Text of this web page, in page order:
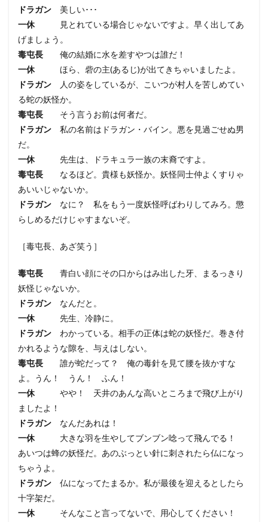
ドラガン 美しい･･･
一休見とれている場合じゃないですよ。早く出してあ
げましょう。
毒屯長 俺の結婚に水を差すやつは誰だ！
一休ほら、砦の主(あるじ)が出てきちゃいましたよ。
ドラガン 人の姿をしているが、こいつが村人を苦しめてい
る蛇の妖怪か。
毒屯長 そう言うお前は何者だ。
ドラガン 私の名前はドラガン・バイン。悪を見過ごせぬ男
だ。
一休先生は、ドラキュラ一族の末裔ですよ。
毒屯長 なるほど。貴様も妖怪か。妖怪同士仲よくすりゃ
あいいじゃないか。
ドラガン なに？ 私をもう一度妖怪呼ばわりしてみろ。懲
らしめるだけじゃすまないぞ。
［毒屯長、あざ笑う］
毒屯長 青白い顔にその口からはみ出した牙、まるっきり
妖怪じゃないか。
ドラガン なんだと。
一休先生、冷静に。
ドラガン わかっている。相手の正体は蛇の妖怪だ。巻き付
かれるような隙を、与えはしない。
毒屯長 誰が蛇だって？ 俺の毒針を見て腰を抜かすな
よ。うん！ うん！ ふん！
一休やや！ 天井のあんな高いところまで飛び上がり
ましたよ！
ドラガン なんだあれは！
一休大きな羽を生やしてブンブン唸って飛んでる！
あいつは蜂の妖怪だ。あのぶっとい針に刺されたら仏になっ
ちゃうよ。
ドラガン 仏になってたまるか。私が最後を迎えるとしたら
十字架だ。
一休そんなこと言ってないで、用心してください！